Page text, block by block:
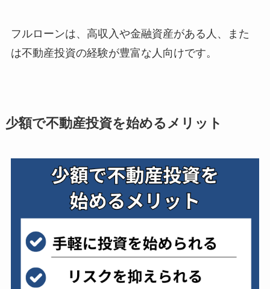
フルローンは、高収入や金融資産がある人、また
は不動産投資の経験が豊富な人向けです。
少額で不動産投資を始めるメリット